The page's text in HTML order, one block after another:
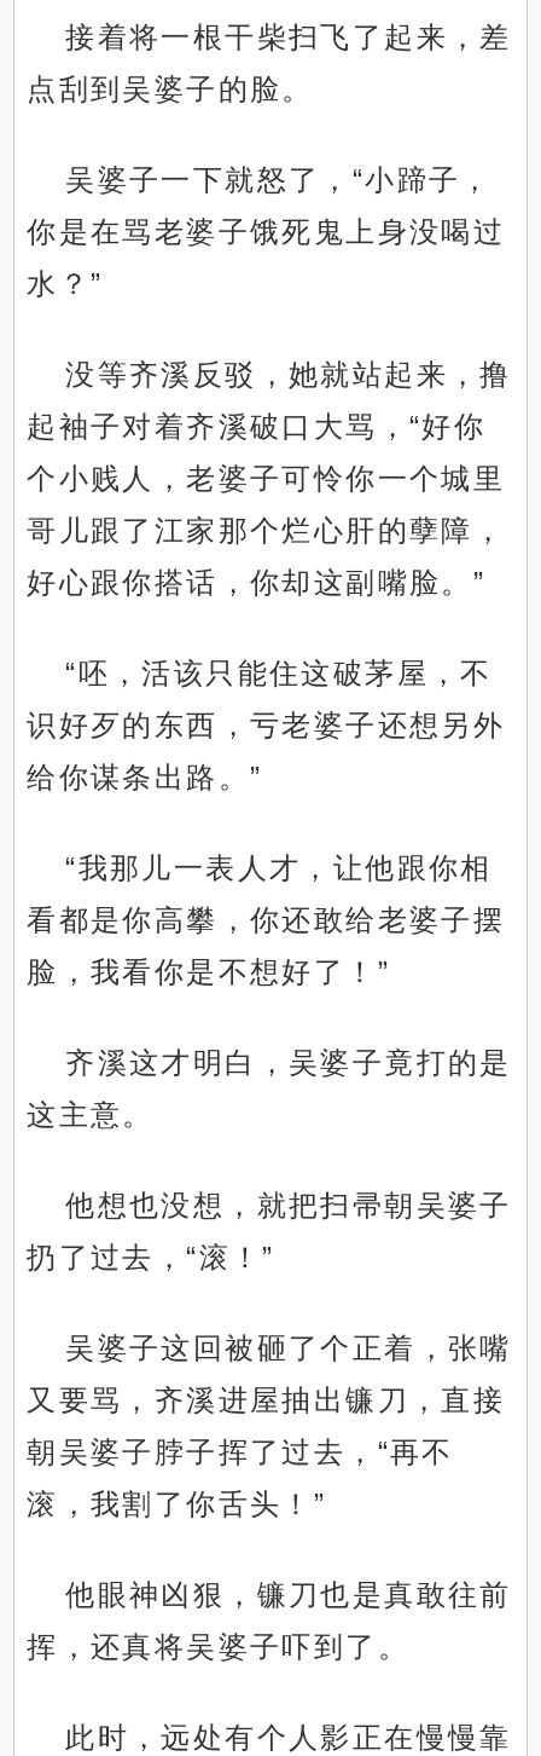
接着将一根干柴扫飞了起来，差
点刮到吴婆子的脸。
吴婆子一下就怒了，“小蹄子，
你是在骂老婆子饿死鬼上身没喝过
水？”
没等齐溪反驳，她就站起来，撸
起袖子对着齐溪破口大骂，“好你
个小贱人，老婆子可怜你一个城里
哥儿跟了江家那个烂心肝的孽障，
好心跟你搭话，你却这副嘴脸。”
“呸，活该只能住这破茅屋，不
识好歹的东西，亏老婆子还想另外
给你谋条出路。”
“我那儿一表人才，让他跟你相
看都是你高攀，你还敢给老婆子摆
脸，我看你是不想好了！”
齐溪这才明白，吴婆子竟打的是
这主意。
他想也没想，就把扫帚朝吴婆子
扔了过去，“滚！”
吴婆子这回被砸了个正着，张嘴
又要骂，齐溪进屋抽出镰刀，直接
朝吴婆子脖子挥了过去，“再不
滚，我割了你舌头！”
他眼神凶狠，镰刀也是真敢往前
挥，还真将吴婆子吓到了。
此时，远处有个人影正在慢慢靠